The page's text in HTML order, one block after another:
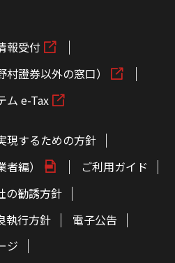
報受付
證券以外の窓口）
ム e-Tax
現するための方針
編）
ご利用ガイド
の勧誘方針
執行方針
電子公告
ジ